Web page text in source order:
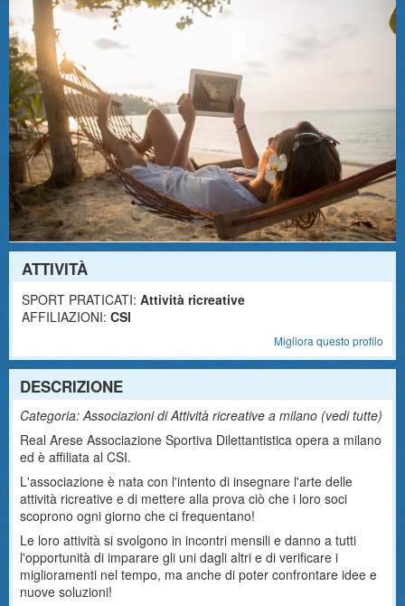
ATTIVITÀ
SPORT PRATICATI: Attività ricreative
AFFILIAZIONI: CSI
Migliora questo profilo
DESCRIZIONE
Categoria: Associazioni di Attività ricreative a milano (vedi tutte)
Real Arese Associazione Sportiva Dilettantistica opera a milano
ed è affiliata al CSI.
L'associazione è nata con l'intento di insegnare l'arte delle
attività ricreative e di mettere alla prova ciò che i loro soci
scoprono ogni giorno che ci frequentano!
Le loro attività si svolgono in incontri mensili e danno a tutti
l'opportunità di imparare gli uni dagli altri e di verificare i
miglioramenti nel tempo, ma anche di poter confrontare idee e
nuove soluzioni!